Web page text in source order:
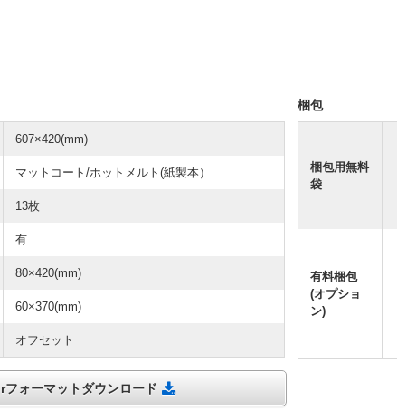
607×420(mm)
マットコート/ホットメルト(紙製本）
13枚
有
80×420(mm)
60×370(mm)
オフセット
ォーマットダウンロード
梱包
梱包用無料
袋
有料梱包
(オプショ
ン)